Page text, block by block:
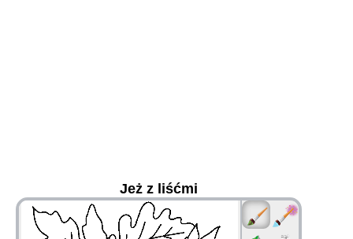
Jeż z liśćmi